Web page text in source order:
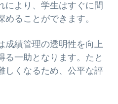
により、学生はすぐに間
ることができます。
成績管理の透明性を向上
る一助となります。たと
しくなるため、公平な評